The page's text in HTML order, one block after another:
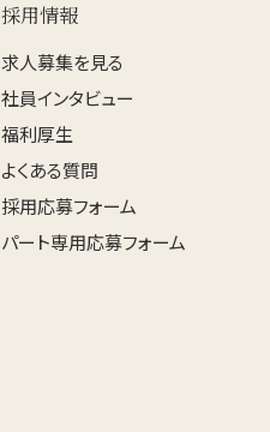
採用情報
求人募集を見る
社員インタビュー
福利厚生
よくある質問
採用応募フォーム
パート専用応募フォーム